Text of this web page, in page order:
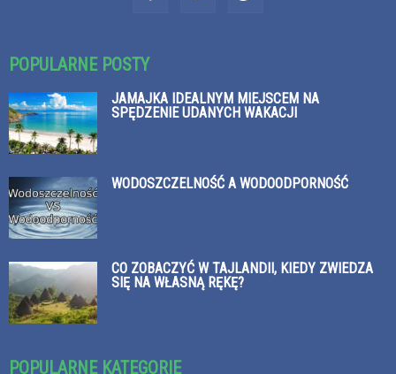
POPULARNE POSTY
JAMAJKA IDEALNYM MIEJSCEM NA
SPĘDZENIE UDANYCH WAKACJI
WODOSZCZELNOŚĆ A WODOODPORNOŚĆ
CO ZOBACZYĆ W TAJLANDII, KIEDY ZWIEDZA
SIĘ NA WŁASNĄ RĘKĘ?
POPULARNE KATEGORIE